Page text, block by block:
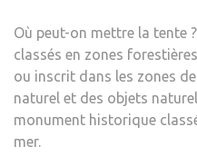
Où peut-on mettre la tente
classés en zones
ou inscrit dans les zones
naturel et des objets
monument historique
mer.